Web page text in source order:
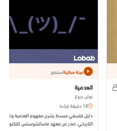
عينة مجانيةاستمع
العدمية
نولِن جيرتز
18 دقيقة قراءة
دليل فلسفي مبسط يشرح مفهوم العدمية
التاريخي. صدر عن معهد ماساتشوستس للتكنولوجيا